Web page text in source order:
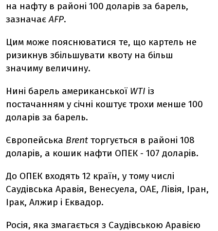
на нафту в районі 100 доларів за барель,
зазначаєAFP.
Цим може пояснюватися те, що картель не
ризикнув збільшувати квоту на більш
значиму величину.
Нині барель американської WTI із
постачанням у січні коштує трохи менше 100
доларів за барель.
Європейська Brent торгується в районі 108
доларів, а кошик нафти ОПЕК - 107 доларів.
До ОПЕК входять 12 країн, у тому числі
Саудівська Аравія, Венесуела, ОАЕ, Лівія, Іран,
Ірак, Алжир і Еквадор.
Росія, яка змагається з Саудівською Аравією